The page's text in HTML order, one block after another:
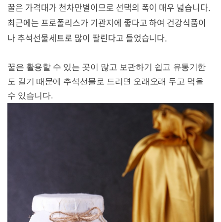
꿀은 가격대가 천차만별이므로 선택의 폭이 매우 넓습니다.
최근에는 프로폴리스가 기관지에 좋다고 하여 건강식품이
나 추석선물세트로 많이 팔린다고 들었습니다.
꿀은 활용할 수 있는 곳이 많고 보관하기 쉽고 유통기한
도 길기 때문에 추석선물로 드리면 오래오래 두고 먹을
수 있습니다.